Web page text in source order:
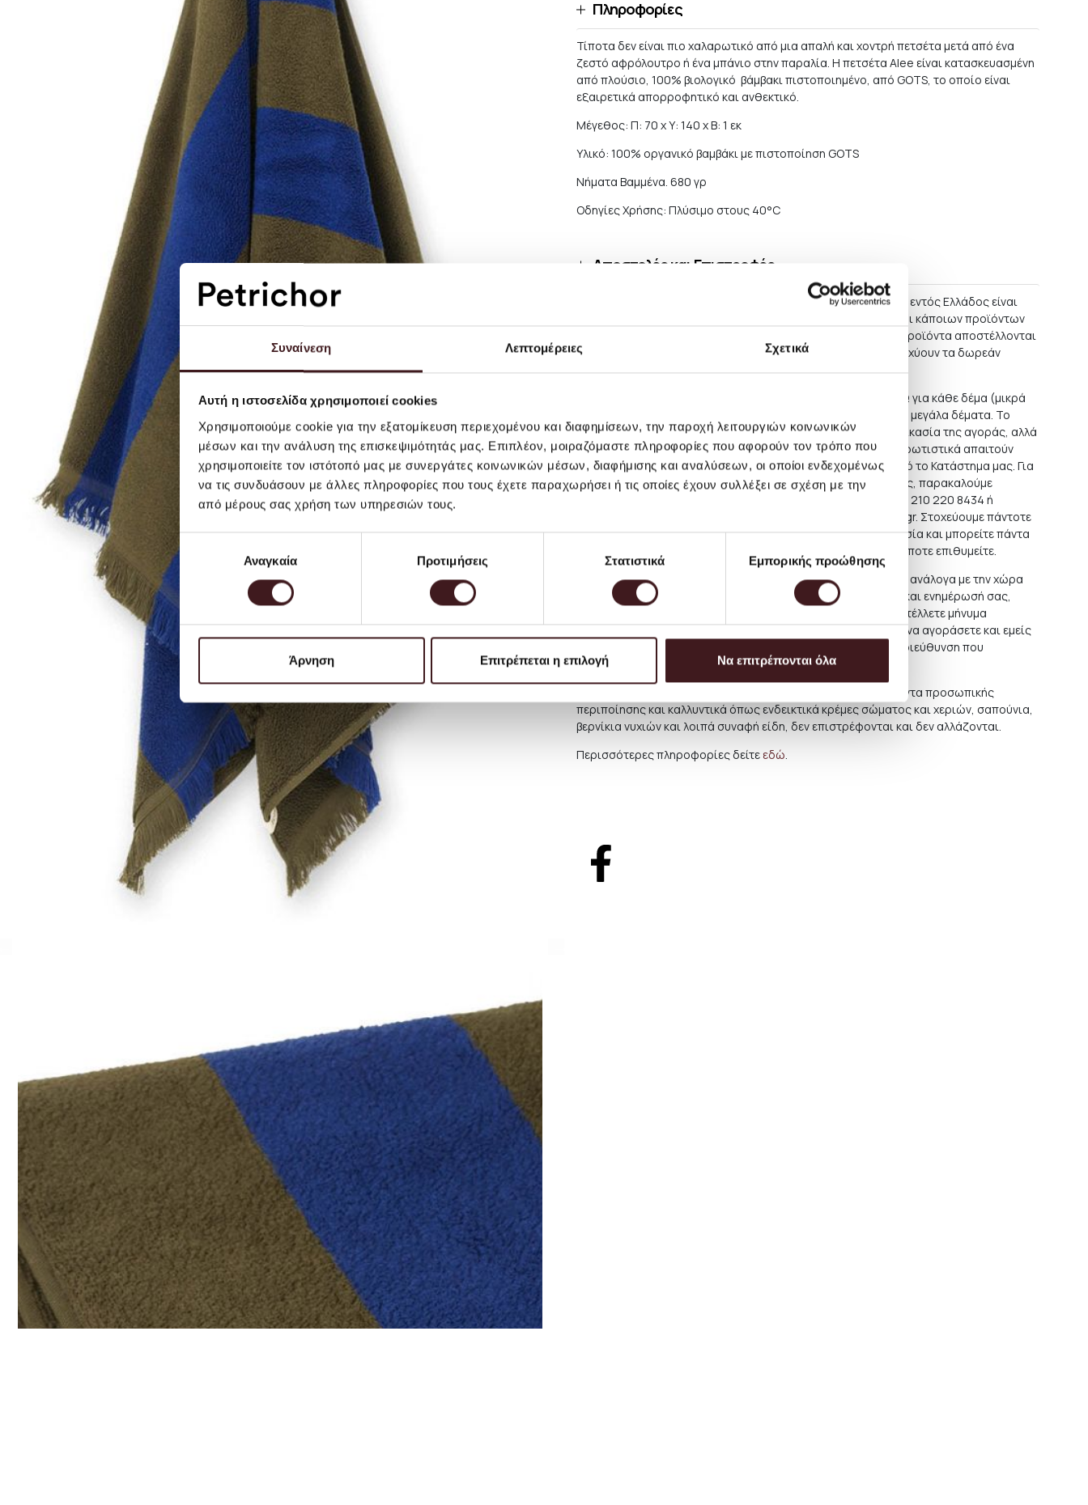
Συναίνεση Λεπτομέρειες Σχετικά
Αυτή η ιστοσελίδα χρησιμοποιεί cookies
Χρησιμοποιούμε cookie για την εξατομίκευση περιεχομένου και διαφημίσεων, την παροχή λειτουργιών κοινωνικών
μέσων και την ανάλυση της επισκεψιμότητάς μας. Επιπλέον, μοιραζόμαστε πληροφορίες που αφορούν τον τρόπο που
χρησιμοποιείτε τον ιστότοπό μας με συνεργάτες κοινωνικών μέσων, διαφήμισης και αναλύσεων, οι οποίοι ενδεχομένως
να τις συνδυάσουν με άλλες πληροφορίες που τους έχετε παραχωρήσει ή τις οποίες έχουν συλλέξει σε σχέση με την
από μέρους σας χρήση των υπηρεσιών τους.
συγκατάθεσηςΑναγκαία Προτιμήσεις Στατιστικά Εμπορικής προώθησης
Άρνηση Επιτρέπεται η επιλογή Να επιτρέπονται όλα
Πληροφορίες
Τίποτα δεν είναι πιο χαλαρωτικό από μια απαλή και χοντρή πετσέτα μετά από ένα
ζεστό αφρόλουτρο ή ένα μπάνιο στην παραλία. Η πετσέτα Alee είναι κατασκευασμένη
από πλούσιο, 100% βιολογικό βάμβακι πιστοποιημένο, από GOTS, το οποίο είναι
εξαιρετικά απορροφητικό και ανθεκτικό.
Μέγεθος: Π: 70 x Υ: 140 x Β: 1 εκ
Υλικό: 100% οργανικό βαμβάκι με πιστοποίηση GOTS
Νήματα Βαμμένα. 680 γρ
Οδηγίες Χρήσης: Πλύσιμο στους 40°C
Αποστολές και Επιστροφές
Για παραγγελίες αξίας μεγαλύτερης των 60 ΕΥΡΩ η παράδοση εντός Ελλάδος είναι
ΔΩΡΕΑΝ, εκτός από περιπτώσεις μεγάλων επίπλων, καθώς και κάποιων προϊόντων
φωτισμού, τα οποία είναι περισσότερο ευπαθή. Μικρότερα προϊόντα αποστέλλονται
ως κανονικά δέματα. Κατά την περίοδο των εκπτώσεων δεν ισχύουν τα δωρεάν
μεταφορικά.
Το κόστος αποστολής για την Ελλάδα είναι περίπου 3,50 ΕΥΡΩ για κάθε δέμα (μικρά
προϊόντα έως 2 κιλά). Ογκώδη αντικείμενα αποστέλλονται ως μεγάλα δέματα. Το
ακριβές κόστος αποστολής αυτών θα φαίνεται κατά την διαδικασία της αγοράς, αλλά
εκτιμάται σε περίπου 6 ΕΥΡΩ. Κάποια μεγαλύτερα έπιπλα και φωτιστικά απαιτούν
ειδική παράδοση ή ενδεχομένως και απευθείας παραλαβή από το Κατάστημα μας. Για
τις περιπτώσεις αυτές, μετά την ολοκλήρωση της παραγγελίας, παρακαλούμε
συνεννοηθείτε σχετικά μαζί μας, καλώντας μας στο τηλ. (+30) 210 220 8434 ή
orders@petrichor.com.gr. Στοχεύουμε πάντοτε
στο να προσφέρου με την καλύτερη και πιο οικονομική υπηρεσία και μπορείτε πάντα
να κανονίσετε την παραλαβή από το Κατάστημά μας δωρεάν όποτε επιθυμείτε.
Για παραδόσεις σε χώρες του εξωτερικού,το κόστος ποικίλει ανάλογα με την χώρα
και την συγκεκριμένη περιοχή. Για την καλύτερη εξυπηρέτηση και ενημέρωσή σας,
συνιστούμε πριν προχωρήσετε σε κάποια αγορά να μας αποστέλλετε μήνυμα
ηλεκτρονικής αλληλογραφίας με τα προϊόντα που επιθυμείτε να αγοράσετε και εμείς
θα σας ενημερώνουμε για το κόστος αποστολής αυτών στην διεύθυνση που
επιθυμείτε.
*Για λόγους υγιεινής και προστασίας του καταναλωτή, προϊόντα προσωπικής
περιποίησης και καλλυντικά όπως ενδεικτικά κρέμες σώματος και χεριών, σαπούνια,
βερνίκια νυχιών και λοιπά συναφή είδη, δεν επιστρέφονται και δεν αλλάζονται.
Περισσότερες πληροφορίες δείτε εδώ.